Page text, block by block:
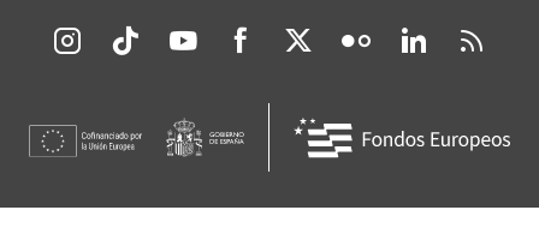
Redes sociales JCCM